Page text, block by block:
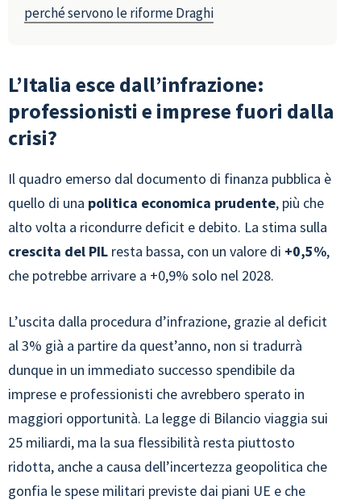
perché servono le riforme Draghi
L’Italia esce dall’infrazione:
professionisti e imprese fuori dalla
crisi?
Il quadro emerso dal documento di finanza pubblica è
quello di una politica economica prudente, più che
alto volta a ricondurre deficit e debito. La stima sulla
crescita del PIL resta bassa, con un valore di +0,5%,
che potrebbe arrivare a +0,9% solo nel 2028.
L’uscita dalla procedura d’infrazione, grazie al deficit
al 3% già a partire da quest’anno, non si tradurrà
dunque in un immediato successo spendibile da
imprese e professionisti che avrebbero sperato in
maggiori opportunità. La legge di Bilancio viaggia sui
25 miliardi, ma la sua flessibilità resta piuttosto
ridotta, anche a causa dell’incertezza geopolitica che
gonfia le spese militari previste dai piani UE e che